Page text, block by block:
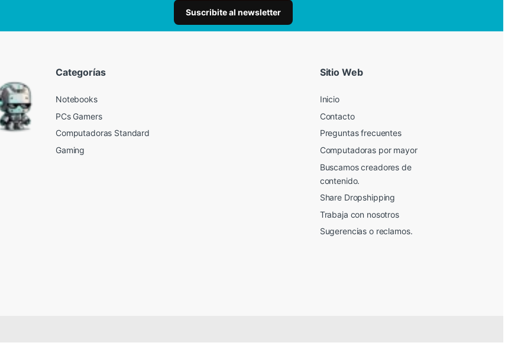
Suscribite al newsletter
Categorías
Notebooks
PCs Gamers
Computadoras Standard
Gaming
Sitio Web
Inicio
Contacto
Preguntas frecuentes
Computadoras por mayor
Buscamos creadores de
contenido.
Share Dropshipping
Trabaja con nosotros
Sugerencias o reclamos.